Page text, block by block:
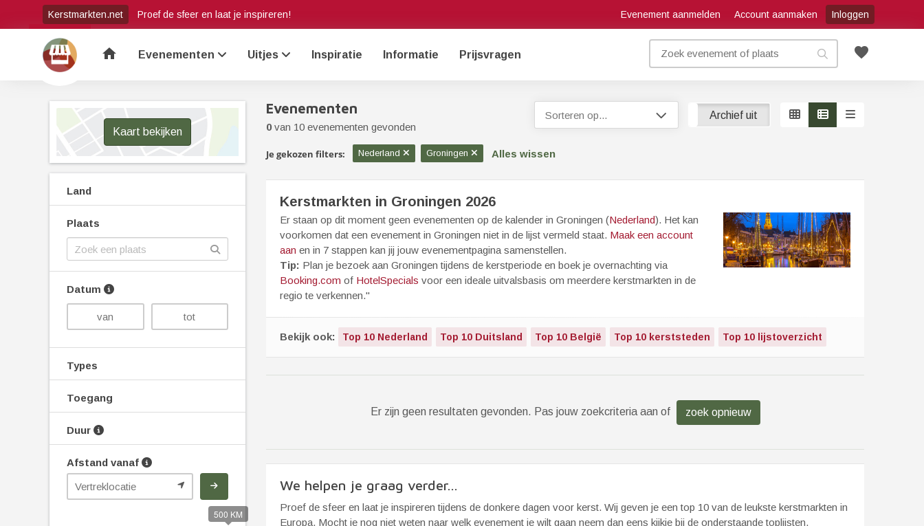
Kerstmarkten.net Proef de sfeer en laat je inspireren! Evenement aanmelden Account aanmaken Inloggen
favorite
home Evenementen Uitjes Inspiratie Informatie Prijsvragen
Kaart bekijken
Land
Plaats
Datum
Types
Toegang
Duur
Afstand vanaf
500 KM
Evenementen
0 van 10 evenementen gevonden
Sorteren op... Archief aan Archief uit
Je gekozen filters: Nederland Groningen Alles wissen
Kerstmarkten in Groningen 2026
Er staan op dit moment geen evenementen op de kalender in Groningen (Nederland). Het kan
voorkomen dat een evenement in Groningen niet in de lijst vermeld staat. Maak een account
aan en in 7 stappen kan jij jouw evenementpagina samenstellen.
Tip: Plan je bezoek aan Groningen tijdens de kerstperiode en boek je overnachting via
Booking.com of HotelSpecials voor een ideale uitvalsbasis om meerdere kerstmarkten in de
regio te verkennen."
Bekijk ook: Top 10 Nederland Top 10 Duitsland Top 10 België Top 10 kerststeden Top 10 lijstoverzicht
Er zijn geen resultaten gevonden. Pas jouw zoekcriteria aan of zoek opnieuw
We helpen je graag verder...
Proef de sfeer en laat je inspireren tijdens de donkere dagen voor kerst. Wij geven je een top 10 van de leukste kerstmarkten in
Europa. Mocht je nog niet weten naar welk evenement je wilt gaan neem dan eens kijkje bij de onderstaande toplijsten.